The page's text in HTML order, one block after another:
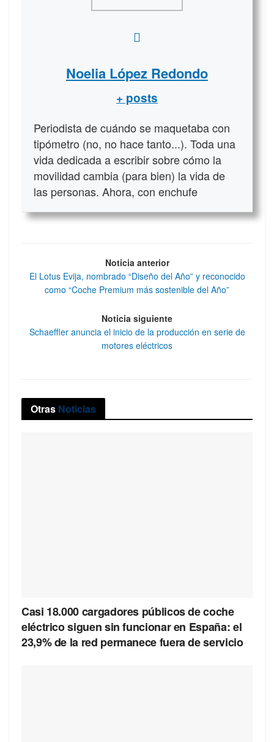
Noelia López Redondo
+ posts
Periodista de cuándo se maquetaba con
tipómetro (no, no hace tanto...). Toda una
vida dedicada a escribir sobre cómo la
movilidad cambia (para bien) la vida de
las personas. Ahora, con enchufe
Noticia anterior
El Lotus Evija, nombrado “Diseño del Año” y reconocido
como “Coche Premium más sostenible del Año”
Noticia siguiente
Schaeffler anuncia el inicio de la producción en serie de
motores eléctricos
Otras Noticias
Casi 18.000 cargadores públicos de coche
eléctrico siguen sin funcionar en España: el
23,9% de la red permanece fuera de servicio